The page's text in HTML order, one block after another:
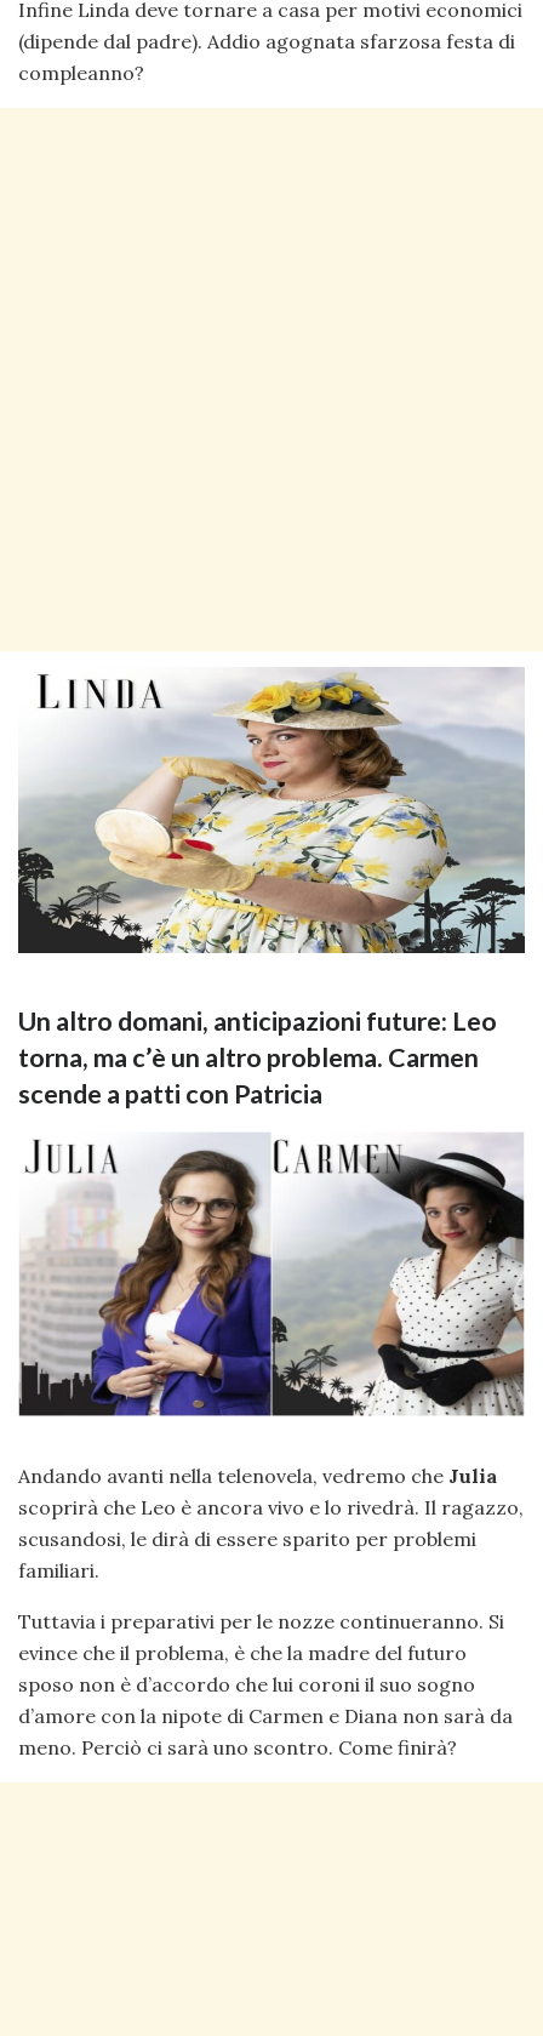
Infine Linda deve tornare a casa per motivi economici
(dipende dal padre). Addio agognata sfarzosa festa di
compleanno?
Un altro domani, anticipazioni future: Leo
torna, ma c’è un altro problema. Carmen
scende a patti con Patricia
Andando avanti nella telenovela, vedremo che Julia
scoprirà che Leo è ancora vivo e lo rivedrà. Il ragazzo,
scusandosi, le dirà di essere sparito per problemi
familiari.
Tuttavia i preparativi per le nozze continueranno. Si
evince che il problema, è che la madre del futuro
sposo non è d’accordo che lui coroni il suo sogno
d’amore con la nipote di Carmen e Diana non sarà da
meno. Perciò ci sarà uno scontro. Come finirà?